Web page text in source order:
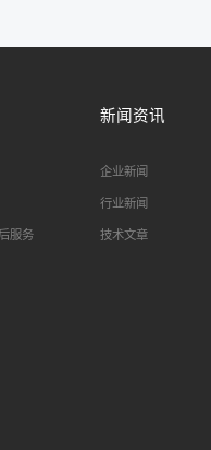
服务
新闻资讯
企业新闻
行业新闻
技术文章